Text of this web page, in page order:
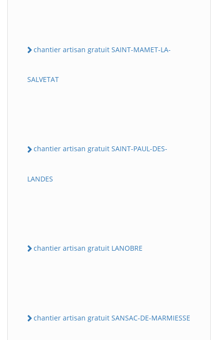
chantier artisan gratuit SAINT-MAMET-LA-
SALVETAT
chantier artisan gratuit SAINT-PAUL-DES-
LANDES
chantier artisan gratuit LANOBRE
chantier artisan gratuit SANSAC-DE-MARMIESSE